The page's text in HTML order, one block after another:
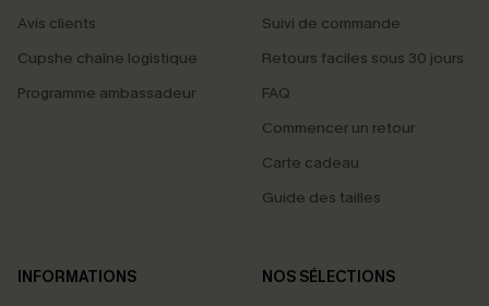
Avis clients
Cupshe chaîne logistique
Programme ambassadeur
Suivi de commande
Retours faciles sous 30 jours
FAQ
Commencer un retour
Carte cadeau
Guide des tailles
INFORMATIONS
NOS SÉLECTIONS